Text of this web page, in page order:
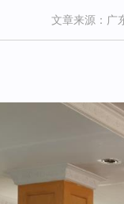
文章来源：广